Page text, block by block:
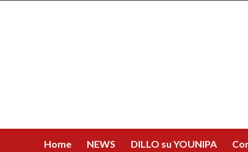
Home NEWS DILLO su YOUNIPA